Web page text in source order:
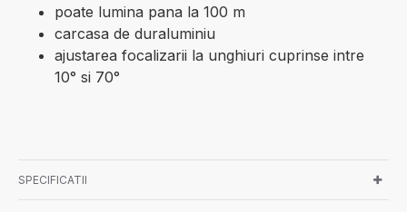
poate lumina pana la 100 m
carcasa de duraluminiu
ajustarea focalizarii la unghiuri cuprinse intre
10° si 70°
SPECIFICATII